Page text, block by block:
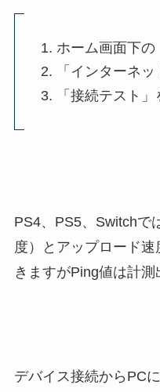
ホーム画面下
「インターネ
「接続テスト」
PS4、PS5、Switchで
度）とアップロード
きますがPing値は計測
デバイス接続からPC